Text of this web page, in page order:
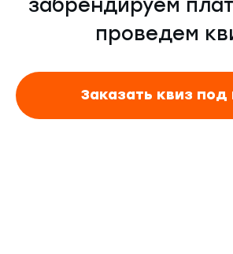
забрендируем
проведем
Заказать квиз